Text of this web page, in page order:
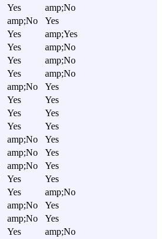
Yes
amp;No
amp;No
Yes
Yes
amp;Yes
Yes
amp;No
Yes
amp;No
Yes
amp;No
amp;No
Yes
Yes
Yes
Yes
Yes
Yes
Yes
amp;No
Yes
amp;No
Yes
amp;No
Yes
Yes
Yes
Yes
amp;No
amp;No
Yes
amp;No
Yes
Yes
amp;No